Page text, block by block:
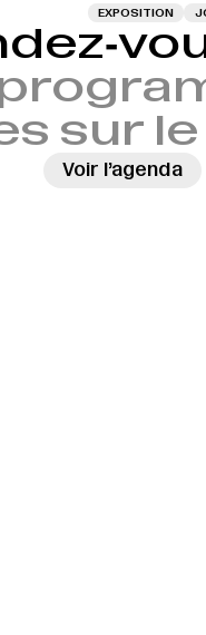
EXPOSITION
sur
Voir l’agenda